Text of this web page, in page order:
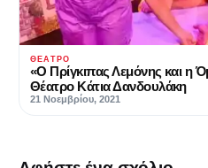
ΘΈΑΤΡΟ
«Ο Πρίγκιπας Λεμόνης και
Θέατρο Κάτια Δανδουλάκη
21 Νοεμβρίου, 2021